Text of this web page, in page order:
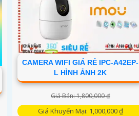
CAMERA WIFI GIÁ RẺ IPC-A42EP-
L HÌNH ẢNH 2K
Giá Bán: 1,800,000 ₫
Giá Khuyến Mại: 1,000,000 ₫